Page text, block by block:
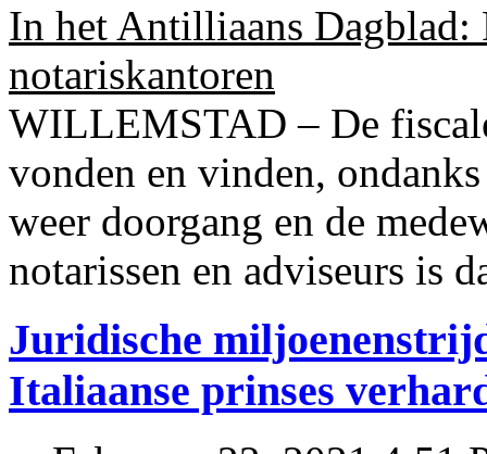
In het Antilliaans Dagblad:
notariskantoren
WILLEMSTAD – De
vonden en vinden,
weer doorgang en de
notarissen en adviseurs is
Juridische
Italiaanse prinses